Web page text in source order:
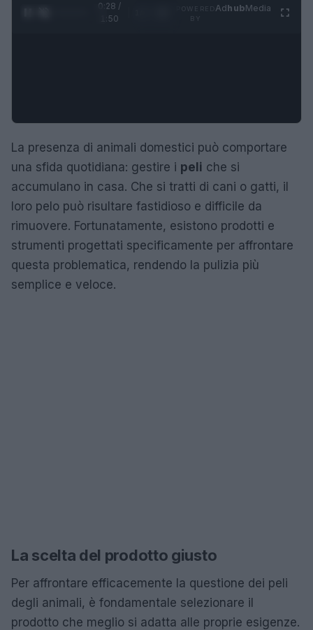
0:28 /
1:50
AdhubMedia
La presenza di animali domestici può comportare
una sfida quotidiana: gestire i peli che si
accumulano in casa. Che si tratti di cani o gatti, il
loro pelo può risultare fastidioso e difficile da
rimuovere. Fortunatamente, esistono prodotti e
strumenti progettati specificamente per affrontare
questa problematica, rendendo la pulizia più
semplice e veloce.
La scelta del prodotto giusto
Per affrontare efficacemente la questione dei peli
degli animali, è fondamentale selezionare il
prodotto che meglio si adatta alle proprie esigenze.